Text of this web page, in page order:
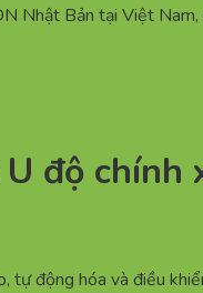
Nhật Bản tại Việt Nam,
độ chính
động hóa và điều